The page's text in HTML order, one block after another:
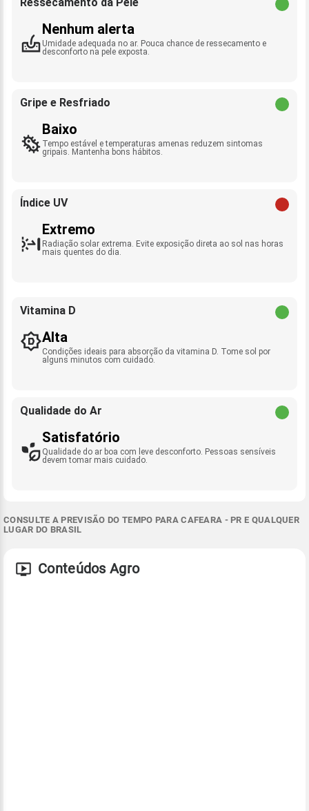
Nenhum alerta
Umidade adequada no ar. Pouca chance de ressecamento e
desconforto na pele exposta.
Gripe e Resfriado
Baixo
Tempo estável e temperaturas amenas reduzem sintomas
gripais. Mantenha bons hábitos.
Índice UV
Extremo
Radiação solar extrema. Evite exposição direta ao sol nas horas
mais quentes do dia.
Vitamina D
Alta
Condições ideais para absorção da vitamina D. Tome sol por
alguns minutos com cuidado.
Qualidade do Ar
Satisfatório
Qualidade do ar boa com leve desconforto. Pessoas sensíveis
devem tomar mais cuidado.
CONSULTE A PREVISÃO DO TEMPO PARA CAFEARA - PR E QUALQUER
LUGAR DO BRASIL
Conteúdos Agro